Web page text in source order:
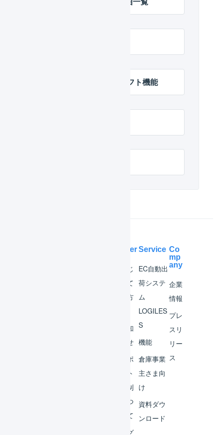
楽天市場 ソーシャルギフト機能
Help Center
はじ
めて
の方
お知
らせ
サポ
ート
体制
につ
いて
ログ
Service
EC自動出
荷システ
ム
LOGILES
S
機能
倉庫事業
主さま向
け
資料ダウ
ンロード
Co
mp
any
企業
情報
プレ
スリ
リー
ス